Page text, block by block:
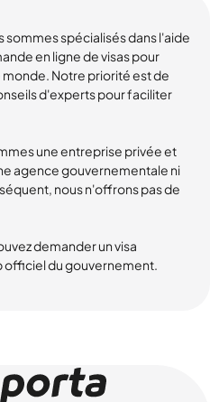
sommes spécialisés dans l'aide
en ligne de visas pour
Notre priorité est de
d'experts pour faciliter
une entreprise privée et
agence gouvernementale ni
nous n'offrons pas de
demander un visa
officiel du gouvernement.